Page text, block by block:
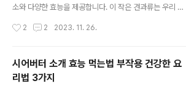
와 직사광선을 피해 보관하세요. 부작용 안내 꽃가루 알레
은 황금색에 향이 강하고 신선한 것을 선택하세요. 함께 섭
소와 다양한 효능을 제공합니다. 이 작은 견과류는 우리 몸
촉진 심혈관 건강을 지키는 단백질과 건강한 지방산이 풍
백, 저탄수화물 피스타치오는 포만감을 주며, 다이어트나
체중 관리에 도움을 줄 수 있습니다. 항산화 작용 비타민 E
와 다양한 항산화 성분을 함유하여 세포 손상을 예방하고
2 2 2023. 11. 26.
시어버터 소개 효능 먹는법 부작용 건강한 요
리법 3가지